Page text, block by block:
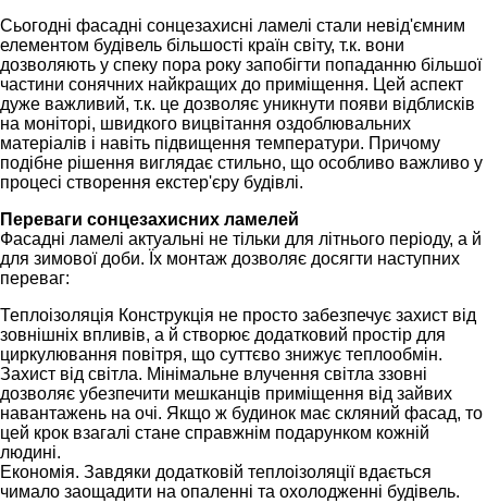
Сьогодні фасадні сонцезахисні ламелі стали невід'ємним
елементом будівель більшості країн світу, т.к. вони
дозволяють у спеку пора року запобігти попаданню більшої
частини сонячних найкращих до приміщення. Цей аспект
дуже важливий, т.к. це дозволяє уникнути появи відблисків
на моніторі, швидкого вицвітання оздоблювальних
матеріалів і навіть підвищення температури. Причому
подібне рішення виглядає стильно, що особливо важливо у
процесі створення екстер'єру будівлі.
Переваги сонцезахисних ламелей
Фасадні ламелі актуальні не тільки для літнього періоду, а й
для зимової доби. Їх монтаж дозволяє досягти наступних
переваг:
Теплоізоляція Конструкція не просто забезпечує захист від
зовнішніх впливів, а й створює додатковий простір для
циркулювання повітря, що суттєво знижує теплообмін.
Захист від світла. Мінімальне влучення світла ззовні
дозволяє убезпечити мешканців приміщення від зайвих
навантажень на очі. Якщо ж будинок має скляний фасад, то
цей крок взагалі стане справжнім подарунком кожній
людині.
Економія. Завдяки додатковій теплоізоляції вдається
чимало заощадити на опаленні та охолодженні будівель.